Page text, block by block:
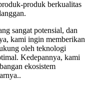
produk berkualitas
sangat potensial, dan
kami ingin memberikan
oleh teknologi
Kedepannya, kami
ekosistem